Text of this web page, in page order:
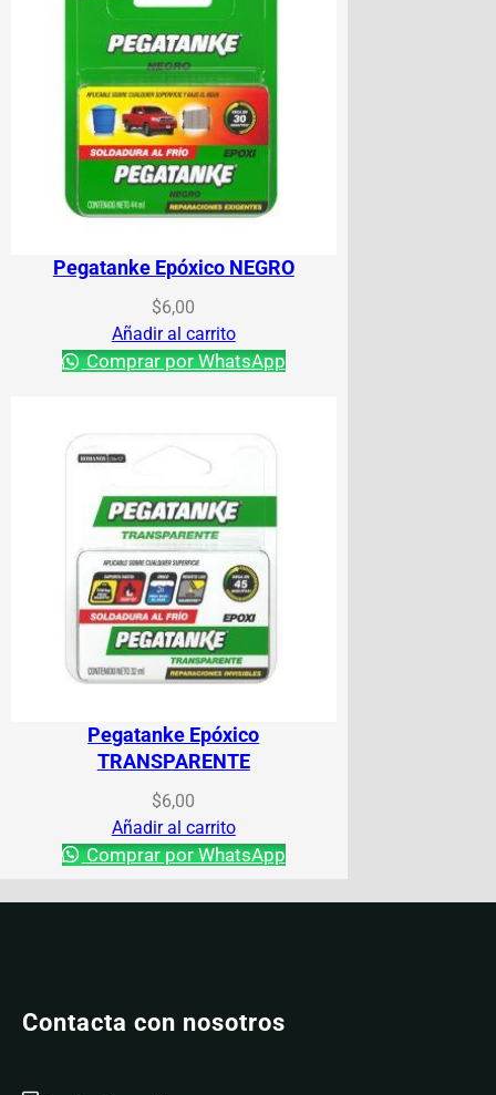
Pegatanke Epóxico NEGRO
$6,00
Añadir al carrito
Comprar por WhatsApp
Pegatanke Epóxico
TRANSPARENTE
$6,00
Añadir al carrito
Comprar por WhatsApp
Contacta con nosotros